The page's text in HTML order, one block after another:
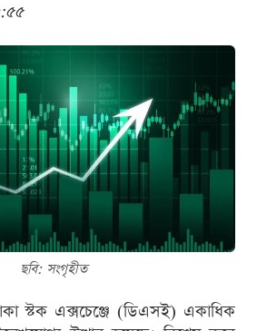
ছবি: সংগৃহীত
স্টক এক্সচেঞ্জে (ডিএসই) একাধিক